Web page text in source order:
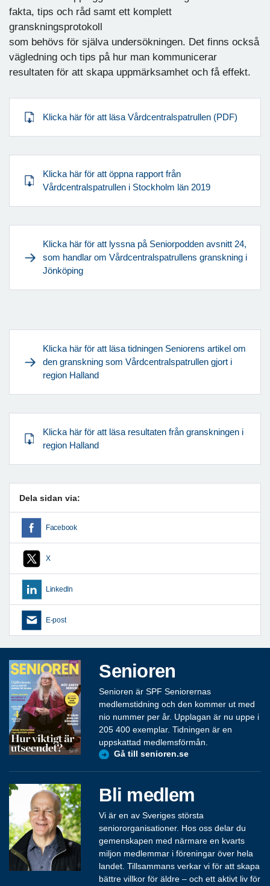
fakta, tips och råd samt ett komplett
granskningsprotokoll
som behövs för själva undersökningen. Det finns också
vägledning och tips på hur man kommunicerar
resultaten för att skapa uppmärksamhet och få effekt.
Klicka här för att läsa Vårdcentralspatrullen (PDF)
Klicka här för att öppna rapport från
Vårdcentralspatrullen i Stockholm län 2019
Klicka här för att lyssna på Seniorpodden avsnitt 24,
som handlar om Vårdcentralspatrullens granskning i
Jönköping
Klicka här för att läsa tidningen Seniorens artikel om
den granskning som Vårdcentralspatrullen gjort i
region Halland
Klicka här för att läsa resultaten från granskningen i
region Halland
Dela sidan via:
Facebook
X
LinkedIn
E-post
Senioren
Senioren är SPF Seniorernas
medlemstidning och den kommer ut med
nio nummer per år. Upplagan är nu uppe i
205 400 exemplar. Tidningen är en
uppskattad medlemsförmån.
Gå till senioren.se
Bli medlem
Vi är en av Sveriges största
seniororganisationer. Hos oss delar du
gemenskapen med närmare en kvarts
miljon medlemmar i föreningar över hela
landet. Tillsammans verkar vi för att skapa
bättre villkor för äldre – och ett aktivt liv för